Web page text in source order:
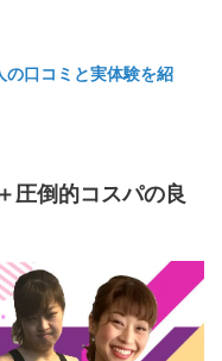
！
の口コミと実体験を紹
圧倒的コスパの良